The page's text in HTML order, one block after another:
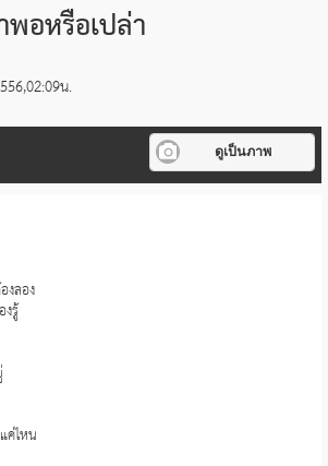
อหรือเปล่า
น.
ดูเป็นภาพ
งลอง
งรู้
ค่ไหน